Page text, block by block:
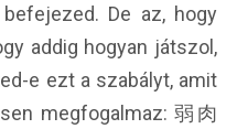
De az, hogy
addig hogyan játszol,
e ezt a szabályt, amit
megfogalmaz: 弱肉